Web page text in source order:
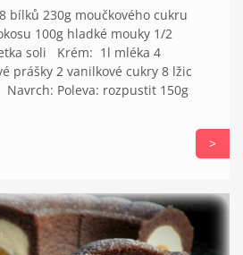
bílků 230g moučkového cukru
100g hladké mouky 1/2
soli Krém: 1l mléka 4
prášky 2 vanilkové cukry 8 lžic
Poleva: rozpustit 150g
>